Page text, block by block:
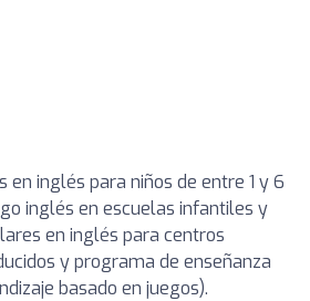
en inglés para niños de entre 1 y 6
inglés en escuelas infantiles y
en inglés para centros
y programa de enseñanza
basado en juegos).